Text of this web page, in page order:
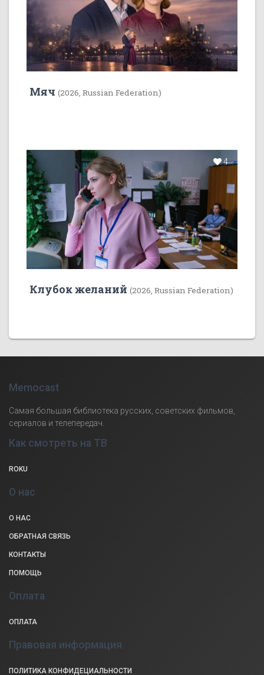
Мяч (2026, Russian Federation)
4
Клубок желаний (2026, Russian Federation)
Memocast
Самая большая библиотека русских, советских фильмов,
сериалов и телепередач.
Как смотреть на ТВ
ROKU
О нас
О НАС
ОБРАТНАЯ СВЯЗЬ
КОНТАКТЫ
ПОМОЩЬ
Оплата
ОПЛАТА
Правовая информация
ПОЛИТИКА КОНФИДЕЦИАЛЬНОСТИ